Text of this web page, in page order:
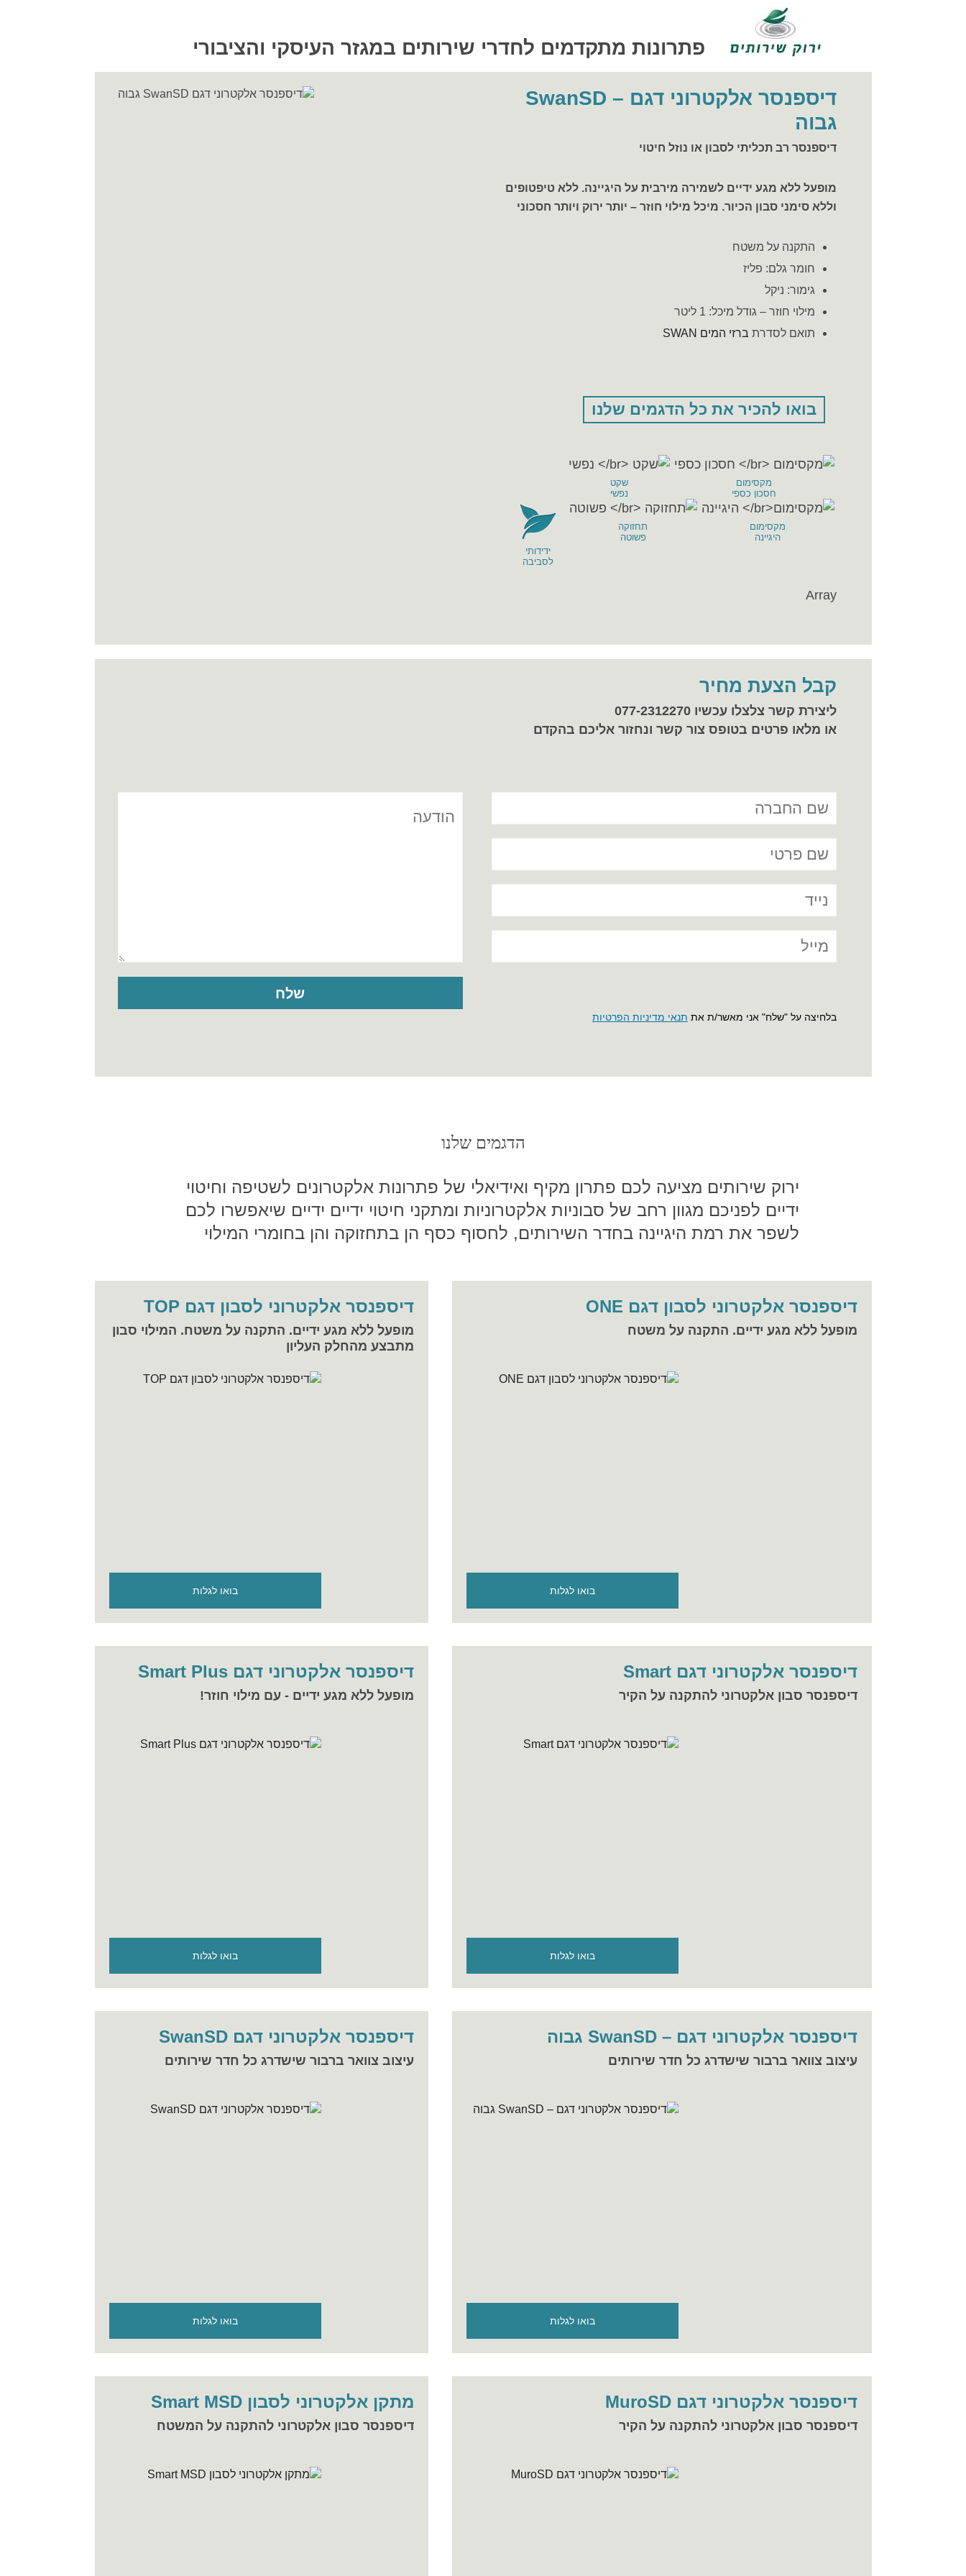
פתרונות מתקדמים לחדרי שירותים במגזר העיסקי והציבורי
דיספנסר אלקטרוני דגם – SwanSD
גבוה
דיספנסר רב תכליתי לסבון או נוזל חיטוי
מופעל ללא מגע ידיים לשמירה מירבית על היגיינה. ללא טיפטופים
וללא סימני סבון הכיור. מיכל מילוי חוזר – יותר ירוק ויותר חסכוני
התקנה על משטח
חומר גלם: פליז
גימור: ניקל
מילוי חוזר – גודל מיכל: 1 ליטר
תואם לסדרת ברזי המים SWAN
בואו להכיר את כל הדגמים שלנו
מקסימום
חסכון כספי
שקט
נפשי
מקסימום
היגיינה
תחזוקה
פשוטה
ידידותי
לסביבה
Array
קבל הצעת מחיר
ליצירת קשר צלצלו עכשיו 077-2312270
או מלאו פרטים בטופס צור קשר ונחזור אליכם בהקדם
בלחיצה על "שלח" אני מאשר/ת את תנאי מדיניות הפרטיות
הדגמים שלנו
ירוק שירותים מציעה לכם פתרון מקיף ואידיאלי של פתרונות אלקטרונים לשטיפה וחיטוי
ידיים לפניכם מגוון רחב של סבוניות אלקטרוניות ומתקני חיטוי ידיים ידיים שיאפשרו לכם
לשפר את רמת היגיינה בחדר השירותים, לחסוף כסף הן בתחזוקה והן בחומרי המילוי
דיספנסר אלקטרוני לסבון דגם ONE
מופעל ללא מגע ידיים. התקנה על משטח
בואו לגלות
דיספנסר אלקטרוני לסבון דגם TOP
מופעל ללא מגע ידיים. התקנה על משטח. המילוי סבון
מתבצע מהחלק העליון
בואו לגלות
דיספנסר אלקטרוני דגם Smart
דיספנסר סבון אלקטרוני להתקנה על הקיר
בואו לגלות
דיספנסר אלקטרוני דגם Smart Plus
מופעל ללא מגע ידיים - עם מילוי חוזר!
בואו לגלות
דיספנסר אלקטרוני דגם – SwanSD גבוה
עיצוב צוואר ברבור שישדרג כל חדר שירותים
בואו לגלות
דיספנסר אלקטרוני דגם SwanSD
עיצוב צוואר ברבור שישדרג כל חדר שירותים
בואו לגלות
דיספנסר אלקטרוני דגם MuroSD
דיספנסר סבון אלקטרוני להתקנה על הקיר
מתקן אלקטרוני לסבון Smart MSD
דיספנסר סבון אלקטרוני להתקנה על המשטח